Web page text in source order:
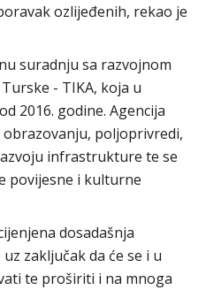
ozlijeđenih, rekao je
suradnju sa razvojnom
- TIKA, koja u
2016. godine. Agencija
poljoprivredi,
infrastrukture te se
povijesne i kulturne
dosadašnja
zaključak da će se i u
te proširiti i na mnoga